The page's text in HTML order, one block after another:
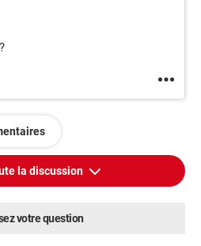
la discussion
votre question